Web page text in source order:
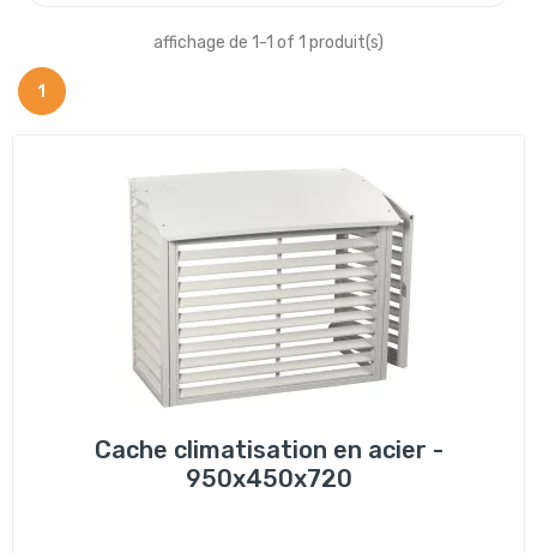
affichage de 1-1 of 1 produit(s)
1
Cache climatisation en acier -
950x450x720